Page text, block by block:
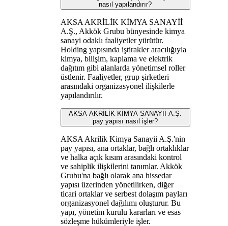
nasıl yapılandırır?
AKSA AKRİLİK KİMYA SANAYİİ
A.Ş., Akkök Grubu bünyesinde kimya
sanayi odaklı faaliyetler yürütür.
Holding yapısında iştirakler aracılığıyla
kimya, bilişim, kaplama ve elektrik
dağıtım gibi alanlarda yönetimsel roller
üstlenir. Faaliyetler, grup şirketleri
arasındaki organizasyonel ilişkilerle
yapılandırılır.
AKSA AKRİLİK KİMYA SANAYİİ A.Ş.
pay yapısı nasıl işler?
AKSA Akrilik Kimya Sanayii A.Ş.'nin
pay yapısı, ana ortaklar, bağlı ortaklıklar
ve halka açık kısım arasındaki kontrol
ve sahiplik ilişkilerini tanımlar. Akkök
Grubu'na bağlı olarak ana hissedar
yapısı üzerinden yönetilirken, diğer
ticari ortaklar ve serbest dolaşım payları
organizasyonel dağılımı oluşturur. Bu
yapı, yönetim kurulu kararları ve esas
sözleşme hükümleriyle işler.